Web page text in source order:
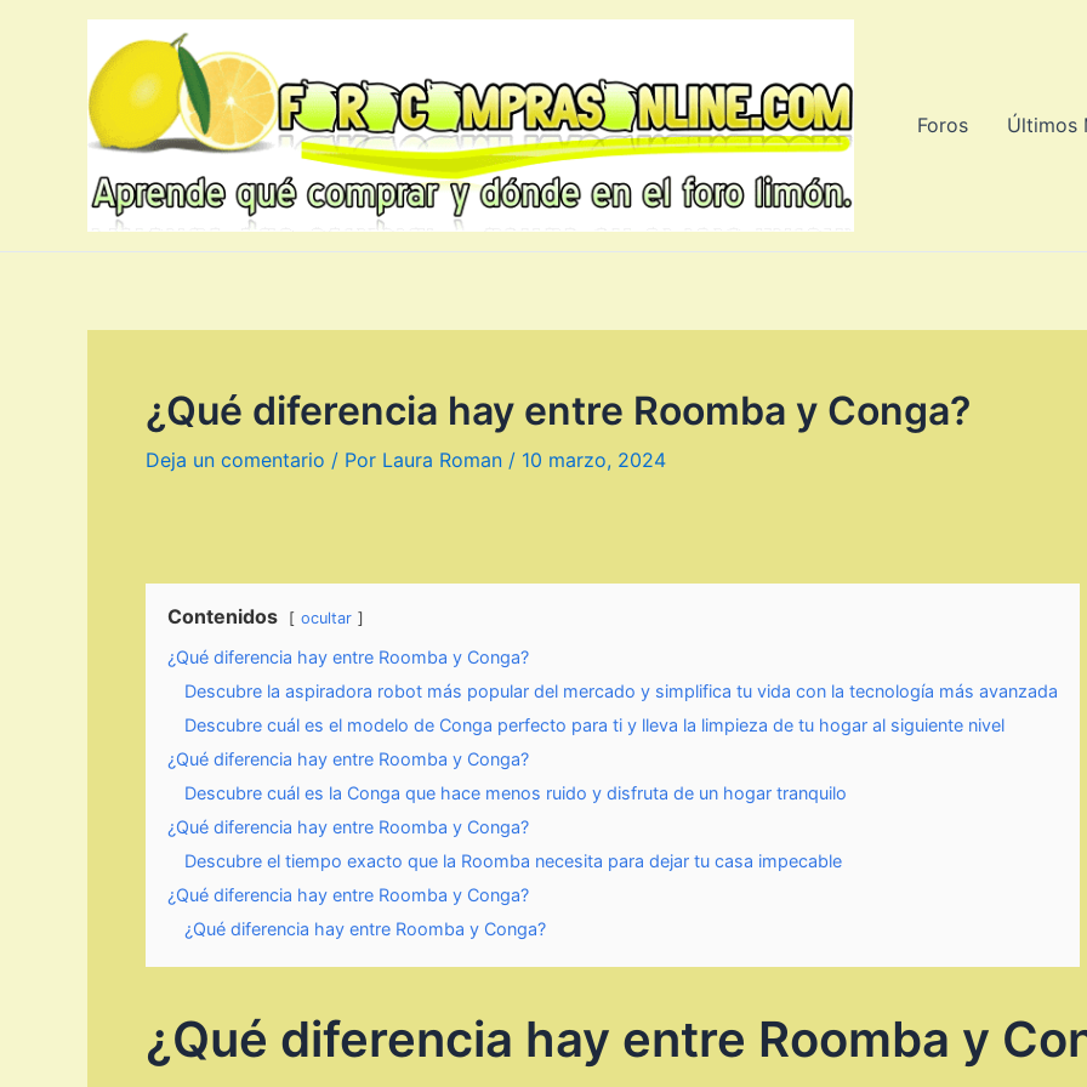
Foros
Últimos
¿Qué diferencia hay entre Roomba y Conga?
Deja un comentario / Por Laura Roman / 10 marzo, 2024
Contenidos ocultar
¿Qué diferencia hay entre Roomba y Conga?
Descubre la aspiradora robot más popular del mercado y simplifica tu vida con la tecnología más avanzada
Descubre cuál es el modelo de Conga perfecto para ti y lleva la limpieza de tu hogar al siguiente nivel
¿Qué diferencia hay entre Roomba y Conga?
Descubre cuál es la Conga que hace menos ruido y disfruta de un hogar tranquilo
¿Qué diferencia hay entre Roomba y Conga?
Descubre el tiempo exacto que la Roomba necesita para dejar tu casa impecable
¿Qué diferencia hay entre Roomba y Conga?
¿Qué diferencia hay entre Roomba y Conga?
¿Qué diferencia hay entre Roomba y